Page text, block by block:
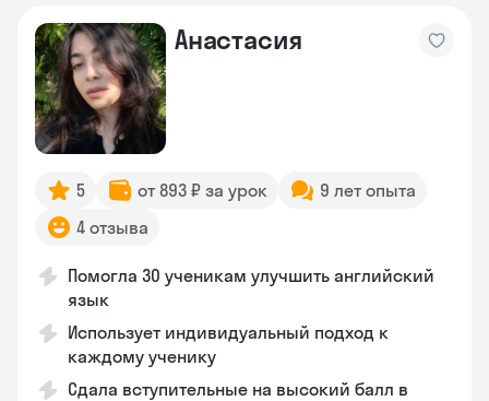
Анастасия
5 от 893 ₽ за урок
9 лет опыта
4 отзыва
Помогла 30 ученикам улучшить английский
язык
Использует индивидуальный подход к
каждому ученику
Сдала вступительные на высокий балл в